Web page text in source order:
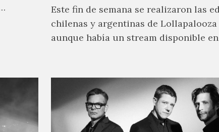
Este fin de semana se realizaron las
chilenas y argentinas de Lollapalooza
aunque había un stream disponible en